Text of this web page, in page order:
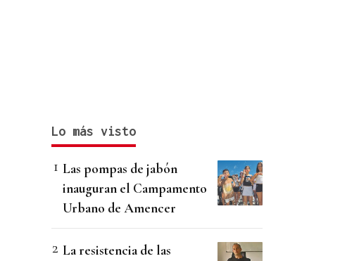
Lo más visto
Las pompas de jabón
inauguran el Campamento
Urbano de Amencer
La resistencia de las